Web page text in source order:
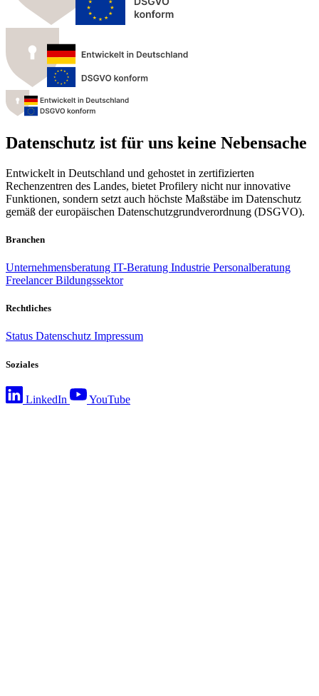
Datenschutz ist für uns keine Nebensache
Entwickelt in Deutschland und gehostet in zertifizierten
Rechenzentren des Landes, bietet Profilery nicht nur innovative
Funktionen, sondern setzt auch höchste Maßstäbe im Datenschutz
gemäß der europäischen Datenschutzgrundverordnung (DSGVO).
Branchen
Unternehmensberatung IT-Beratung Industrie Personalberatung
FreelancerBildungssektor
Rechtliches
Status Datenschutz Impressum
Soziales
LinkedIn YouTube